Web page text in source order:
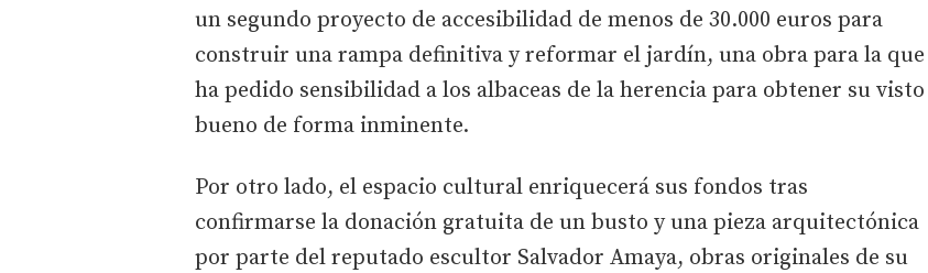
un segundo proyecto de accesibilidad de menos de 30.000 euros para
construir una rampa definitiva y reformar el jardín, una obra para la que
ha pedido sensibilidad a los albaceas de la herencia para obtener su visto
bueno de forma inminente.
Por otro lado, el espacio cultural enriquecerá sus fondos tras
confirmarse la donación gratuita de un busto y una pieza arquitectónica
por parte del reputado escultor Salvador Amaya, obras originales de su